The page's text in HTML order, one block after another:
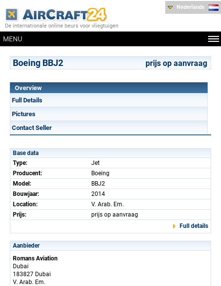
De internationale online beurs voor vliegtuigen
MENU
Nederlands
Boeing BBJ2 prijs op aanvraag
Overview
Full Details
Pictures
Contact Seller
Base data
Type:
Jet
Producent:
Boeing
Model:
BBJ2
Bouwjaar:
2014
Location:
V. Arab. Em.
Prijs:
prijs op aanvraag
Full details
Aanbieder
Romans Aviation
Dubai
183827 Dubai
V. Arab. Em.